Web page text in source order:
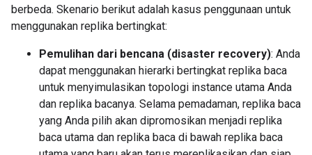
berbeda. Skenario berikut adalah kasus penggunaan untuk
menggunakan replika bertingkat:
Pemulihan dari bencana (disaster recovery): Anda
dapat menggunakan hierarki bertingkat replika baca
untuk menyimulasikan topologi instance utama Anda
dan replika bacanya. Selama pemadaman, replika baca
yang Anda pilih akan dipromosikan menjadi replika
baca utama dan replika baca di bawah replika baca